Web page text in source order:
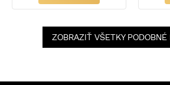
ZOBRAZIŤ VŠETKY PODOBNÉ